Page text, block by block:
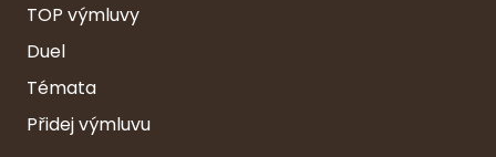
TOP výmluvy
Duel
Témata
Přidej výmluvu